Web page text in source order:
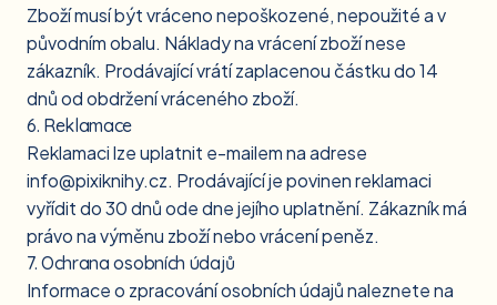
Zboží musí být vráceno nepoškozené, nepoužité a v
původním obalu. Náklady na vrácení zboží nese
zákazník. Prodávající vrátí zaplacenou částku do 14
dnů od obdržení vráceného zboží.
6. Reklamace
Reklamaci lze uplatnit e-mailem na adrese
info@pixiknihy.cz. Prodávající je povinen reklamaci
vyřídit do 30 dnů ode dne jejího uplatnění. Zákazník má
právo na výměnu zboží nebo vrácení peněz.
7. Ochrana osobních údajů
Informace o zpracování osobních údajů naleznete na